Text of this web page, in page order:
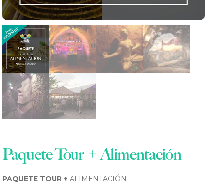
ES
Paquete Tour + Alimentación
PAQUETE TOUR + ALIMENTACIÓN